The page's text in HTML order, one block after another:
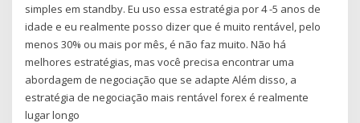
simples em standby. Eu uso essa estratégia por 4 -5 anos de
idade e eu realmente posso dizer que é muito rentável, pelo
menos 30% ou mais por mês, é não faz muito. Não há
melhores estratégias, mas você precisa encontrar uma
abordagem de negociação que se adapte Além disso, a
estratégia de negociação mais rentável forex é realmente
lugar longo